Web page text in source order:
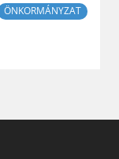
ÖNKORMÁNYZAT